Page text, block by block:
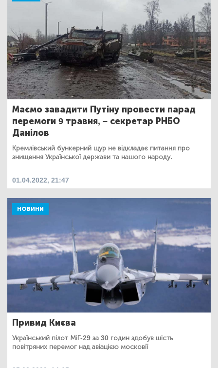
Маємо завадити Путіну провести парад
перемоги 9 травня, – секретар РНБО
Данілов
Кремлівський бункерний щур не відкладає питання про
знищення Української держави та нашого народу.
01.04.2022, 21:47
НОВИНИ
Привид Києва
Український пілот МіГ-29 за 30 годин здобув шість
повітряних перемог над авіацією московії